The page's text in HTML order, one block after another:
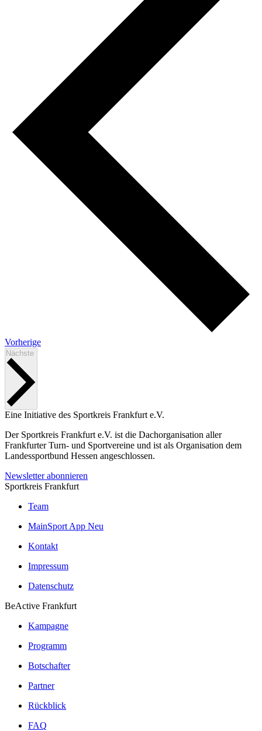
VorherigeVeranstaltungen
Nächste
Eine Initiative des Sportkreis Frankfurt e.V.
Der Sportkreis Frankfurt e.V. ist die Dachorganisation aller
Frankfurter Turn- und Sportvereine und ist als Organisation dem
Landessportbund Hessen angeschlossen.
Newsletter abonnieren
Sportkreis Frankfurt
Team
MainSport App Neu
Kontakt
Impressum
Datenschutz
BeActive Frankfurt
Kampagne
Programm
Botschafter
Partner
Rückblick
FAQ